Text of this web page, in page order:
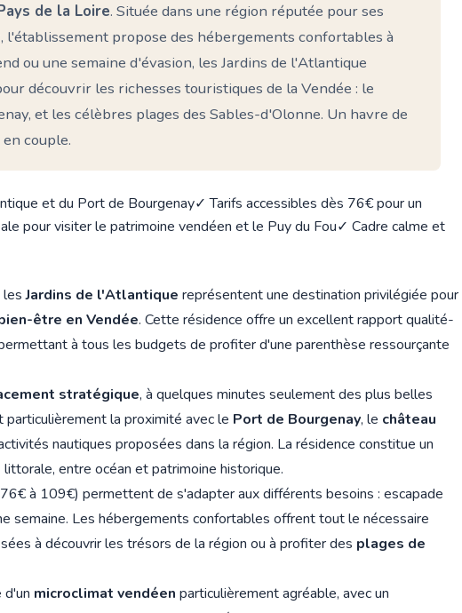
de la Loire. Située dans une région réputée pour ses
l'établissement propose des hébergements confortables à
ou une semaine d'évasion, les Jardins de l'Atlantique
découvrir les richesses touristiques de la Vendée : le
et les célèbres plages des Sables-d'Olonne. Un havre de
couple.
et du Port de Bourgenay✓ Tarifs accessibles dès 76€ pour un
pour visiter le patrimoine vendéen et le Puy du Fou✓ Cadre calme et
lesJardins de l'Atlantique représentent une destination privilégiée pour
être en Vendée. Cette résidence offre un excellent rapport qualité-
à tous les budgets de profiter d'une parenthèse ressourçante
stratégique, à quelques minutes seulement des plus belles
la proximité avec le Port de Bourgenay, le château
nautiques proposées dans la région. La résidence constitue un
entre océan et patrimoine historique.
à 109€) permettent de s'adapter aux différents besoins : escapade
semaine. Les hébergements confortables offrent tout le nécessaire
à découvrir les trésors de la région ou à profiter des plages de
d'un microclimat vendéen particulièrement agréable, avec un